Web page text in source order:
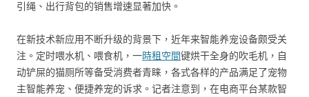
引绳、出行背包的销售增速显著加快。
在新技术新应用不断升级的背景下，近年来智能养宠设备颇受关
注。定时喂水机、喂食机，一時租空間键烘干全身的吹毛机，自
动铲屎的猫厕所等备受消费者青睐，各式各样的产品满足了宠物
主智能养宠、便捷养宠的诉求。记者注意到，在电商平台某款智